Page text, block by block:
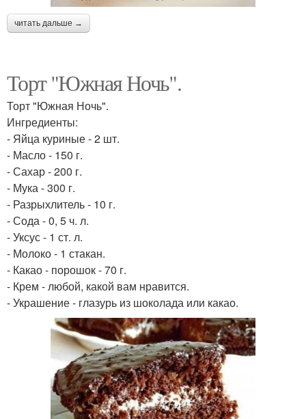
читать дальше →
Торт "Южная Ночь".
Торт "Южная Ночь".
Ингредиенты:
- Яйца куриные - 2 шт.
- Масло - 150 г.
- Сахар - 200 г.
- Мука - 300 г.
- Разрыхлитель - 10 г.
- Сода - 0, 5 ч. л.
- Уксус - 1 ст. л.
- Молоко - 1 стакан.
- Какао - порошок - 70 г.
- Крем - любой, какой вам нравится.
- Украшение - глазурь из шоколада или какао.